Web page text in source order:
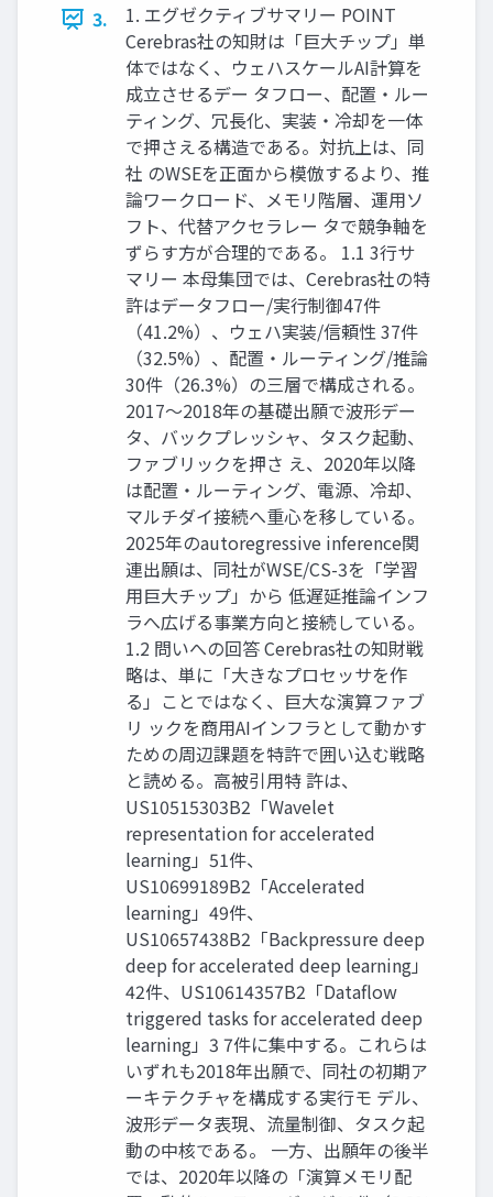
3.
1. エグゼクティブサマリー POINT
Cerebras社の知財は「巨大チップ」単
体ではなく、ウェハスケールAI計算を
成立させるデー タフロー、配置・ルー
ティング、冗長化、実装・冷却を一体
で押さえる構造である。対抗上は、同
社 のWSEを正面から模倣するより、推
論ワークロード、メモリ階層、運用ソ
フト、代替アクセラレー タで競争軸を
ずらす方が合理的である。 1.1 3行サ
マリー 本母集団では、Cerebras社の特
許はデータフロー/実行制御47件
（41.2%）、ウェハ実装/信頼性 37件
（32.5%）、配置・ルーティング/推論
30件（26.3%）の三層で構成される。
2017〜2018年の基礎出願で波形デー
タ、バックプレッシャ、タスク起動、
ファブリックを押さ え、2020年以降
は配置・ルーティング、電源、冷却、
マルチダイ接続へ重心を移している。
2025年のautoregressive inference関
連出願は、同社がWSE/CS-3を「学習
用巨大チップ」から 低遅延推論インフ
ラへ広げる事業方向と接続している。
1.2 問いへの回答 Cerebras社の知財戦
略は、単に「大きなプロセッサを作
る」ことではなく、巨大な演算ファブ
リ ックを商用AIインフラとして動かす
ための周辺課題を特許で囲い込む戦略
と読める。高被引用特 許は、
US10515303B2「Wavelet
representation for accelerated
learning」51件、
US10699189B2「Accelerated
learning」49件、
US10657438B2「Backpressure deep
deep for accelerated deep learning」
42件、US10614357B2「Dataflow
triggered tasks for accelerated deep
learning」3 7件に集中する。これらは
いずれも2018年出願で、同社の初期ア
ーキテクチャを構成する実行モ デル、
波形データ表現、流量制御、タスク起
動の中核である。 一方、出願年の後半
では、2020年以降の「演算メモリ配